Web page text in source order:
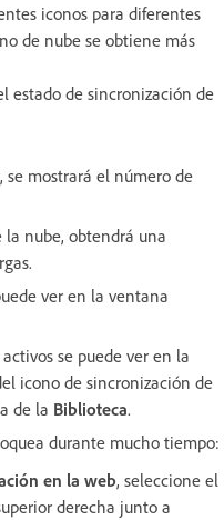
iconos para diferentes
de nube se obtiene más
estado de sincronización de
mostrará el número de
nube, obtendrá una
ver en la ventana
se puede ver en la
icono de sincronización de
de la Biblioteca.
durante mucho tiempo:
en la web, seleccione el
derecha junto a